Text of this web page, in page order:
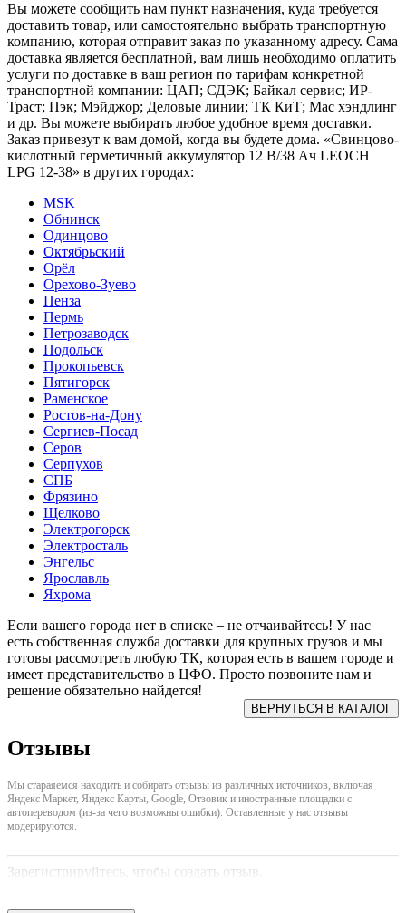
Вы можете сообщить нам пункт назначения, куда требуется
доставить товар, или самостоятельно выбрать транспортную
компанию, которая отправит заказ по указанному адресу. Сама
доставка является бесплатной, вам лишь необходимо оплатить
услуги по доставке в ваш регион по тарифам конкретной
транспортной компании: ЦАП; СДЭК; Байкал сервис; ИР-
Траст; Пэк; Мэйджор; Деловые линии; ТК КиТ; Мас хэндлинг
и др. Вы можете выбирать любое удобное время доставки.
Заказ привезут к вам домой, когда вы будете дома. «Свинцово-
кислотный герметичный аккумулятор 12 В/38 Ач LEOCH
LPG 12-38» в других городах:
MSK
Обнинск
Одинцово
Октябрьский
Орёл
Орехово-Зуево
Пенза
Пермь
Петрозаводск
Подольск
Прокопьевск
Пятигорск
Раменское
Ростов-на-Дону
Сергиев-Посад
Серов
Серпухов
СПБ
Фрязино
Щелково
Электрогорск
Электросталь
Энгельс
Ярославль
Яхрома
Если вашего города нет в списке – не отчаивайтесь! У нас
есть собственная служба доставки для крупных грузов и мы
готовы рассмотреть любую ТК, которая есть в вашем городе и
имеет представительство в ЦФО. Просто позвоните нам и
решение обязательно найдется!
Отзывы
Мы стараяемся находить и собирать отзывы из различных источников, включая
Яндекс Маркет, Яндекс Карты, Google, Отзовик и иностранные площадки с
автопереводом (из-за чего возможны ошибки). Оставленные у нас отзывы
модерируются.
Зарегистрируйтесь, чтобы создать отзыв.